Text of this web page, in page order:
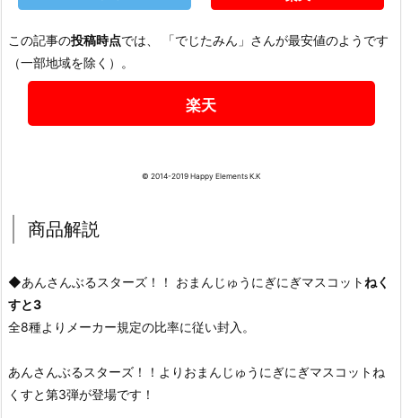
この記事の投稿時点では、 「でじたみん」さんが最安値のようです
（一部地域を除く）。
楽天
© 2014-2019 Happy Elements K.K
商品解説
◆あんさんぶるスターズ！！ おまんじゅうにぎにぎマスコットねく
すと3
全8種よりメーカー規定の比率に従い封入。
あんさんぶるスターズ！！よりおまんじゅうにぎにぎマスコットね
くすと第3弾が登場です！